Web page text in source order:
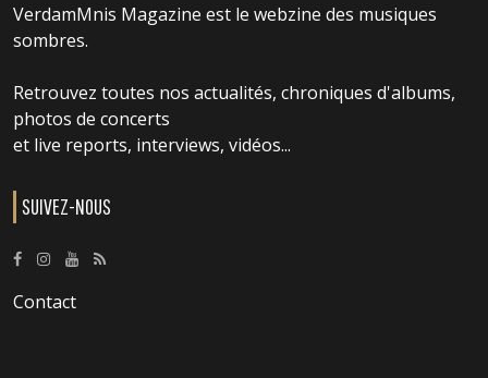
VerdamMnis Magazine est le webzine des musiques
sombres.
Retrouvez toutes nos actualités, chroniques d'albums,
photos de concerts
et live reports, interviews, vidéos...
SUIVEZ-NOUS
Contact